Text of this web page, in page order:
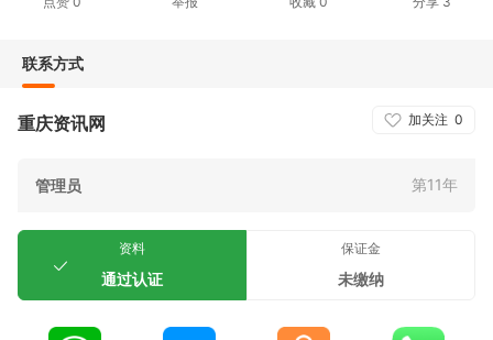
联系方式
加关注 0
重庆资讯网
管理员 第11年
资料
通过认证
保证金
未缴纳